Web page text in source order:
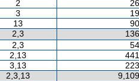
2
3
13
2,3
2,3
2,13
3,13
2,3,13